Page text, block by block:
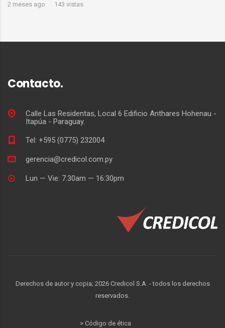
2 meses ago 143 vistas
Contacto.
Calle Las Residentas, Local 6 Edificio Anthares Hohenau -
Itapúa - Paraguay.
Tel: +595 (0775) 232004
gerencia@credicol.com.py
Lun — Vie: 7:30am — 16:30pm
Derechos de autor y copia; 2026 Credicol S.A. - todos los derechos
reservados.
> Código de ética